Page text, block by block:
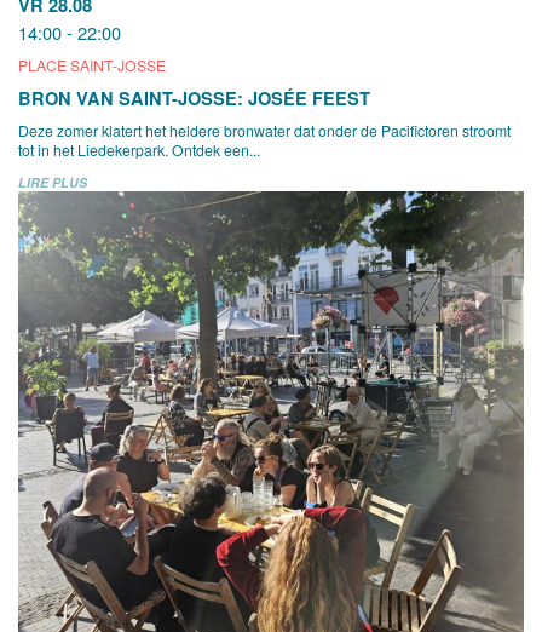
VR 28.08
14:00 - 22:00
PLACE SAINT-JOSSE
BRON VAN SAINT-JOSSE: JOSÉE FEEST
Deze zomer klatert het heldere bronwater dat onder de Pacifictoren stroomt
tot in het Liedekerpark. Ontdek een...
LIRE PLUS